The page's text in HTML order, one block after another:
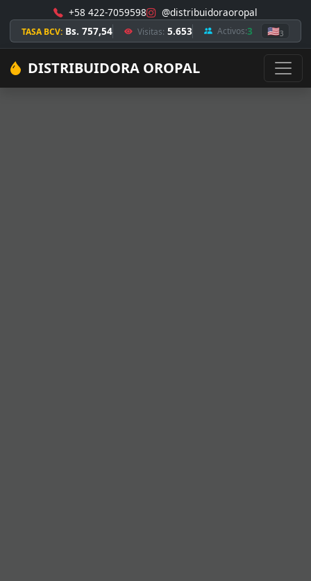
+58 422-7059598 @distribuidoraoropal
TASA BCV: Bs. 757,54 Visitas: 5.653 Activos:3 🇺🇸3
DISTRIBUIDORA OROPAL